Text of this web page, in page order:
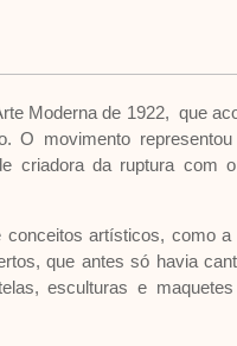
Moderna de 1922, que
O movimento
criadora da ruptura com
artísticos, como
que antes só havia
esculturas e